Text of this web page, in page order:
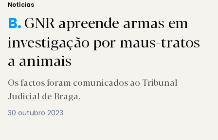
Notícias
B.GNR apreende armas em
investigação por maus-tratos
a animais
Os factos foram comunicados ao Tribunal
Judicial de Braga.
30 outubro 2023